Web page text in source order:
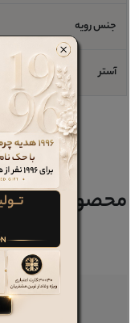
جنس رویه
آستر
محصولات مرتبط